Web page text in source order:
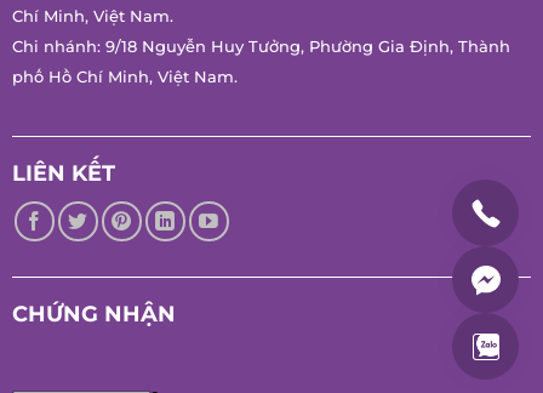
Ngày Cấp: 26/12/2016
Trụ sở chính: 618/34 Âu Cơ, Phường Bảy Hiền, Thành phố Hồ
Chí Minh, Việt Nam.
phố Hồ Chí Minh, Việt Nam.
LIÊN KẾT